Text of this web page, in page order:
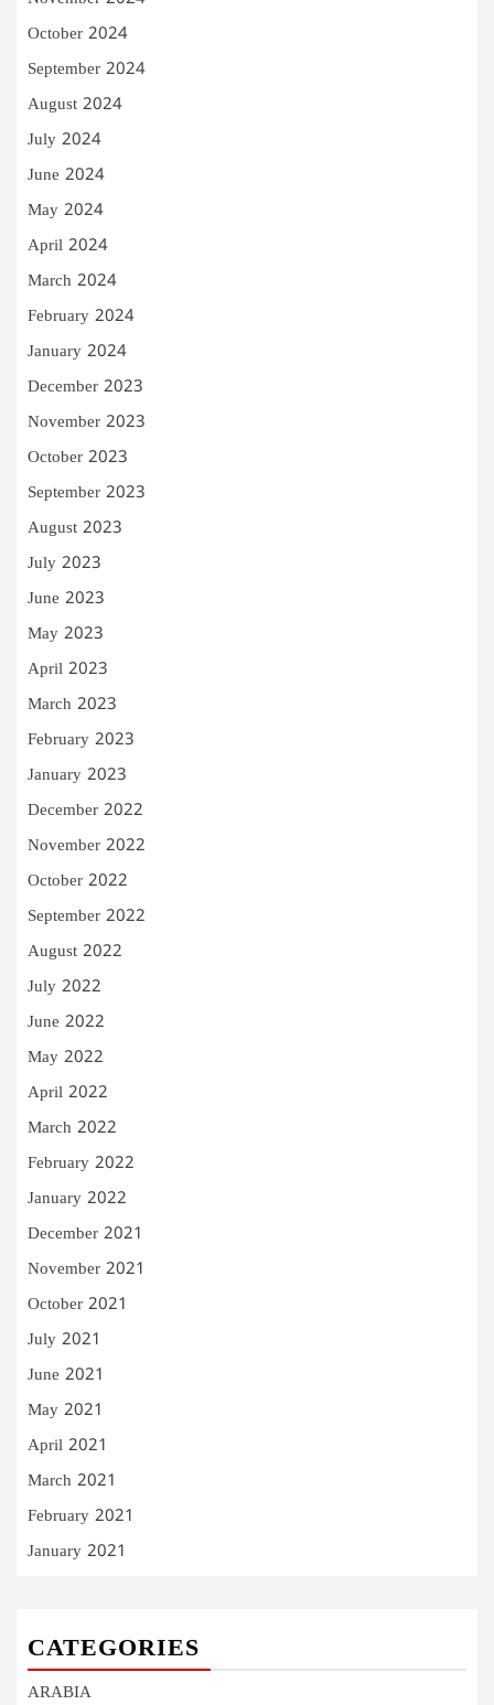
October 2024
September 2024
August 2024
July 2024
June 2024
May 2024
April 2024
March 2024
February 2024
January 2024
December 2023
November 2023
October 2023
September 2023
August 2023
July 2023
June 2023
May 2023
April 2023
March 2023
February 2023
January 2023
December 2022
November 2022
October 2022
September 2022
August 2022
July 2022
June 2022
May 2022
April 2022
March 2022
February 2022
January 2022
December 2021
November 2021
October 2021
July 2021
June 2021
May 2021
April 2021
March 2021
February 2021
January 2021
CATEGORIES
ARABIA